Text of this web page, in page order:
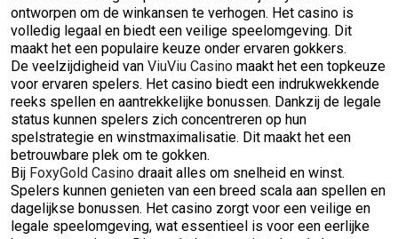
ontworpen om de winkansen te verhogen. Het casino is
volledig legaal en biedt een veilige speelomgeving. Dit
maakt het een populaire keuze onder ervaren gokkers.
De veelzijdigheid van ViuViu Casino maakt het een topkeuze
voor ervaren spelers. Het casino biedt een indrukwekkende
reeks spellen en aantrekkelijke bonussen. Dankzij de legale
status kunnen spelers zich concentreren op hun
spelstrategie en winstmaximalisatie. Dit maakt het een
betrouwbare plek om te gokken.
Bij FoxyGold Casino draait alles om snelheid en winst.
Spelers kunnen genieten van een breed scala aan spellen en
dagelijkse bonussen. Het casino zorgt voor een veilige en
legale speelomgeving, wat essentieel is voor een eerlijke